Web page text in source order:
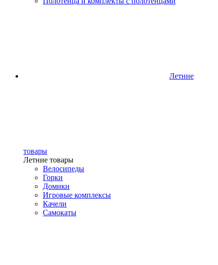
Летние
товары
Летние товары
Велосипеды
Горки
Домики
Игровые комплексы
Качели
Самокаты